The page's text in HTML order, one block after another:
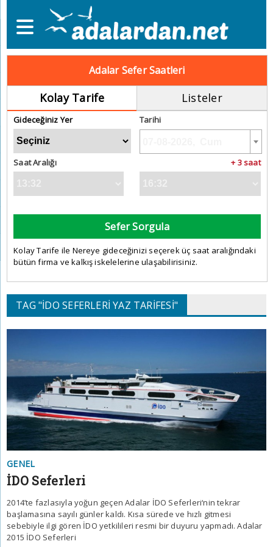
Adalar Sefer Saatleri
Kolay Tarife Listeler
Gideceğiniz Yer Tarihi
Saat Aralığı + 3 saat
Sefer Sorgula
Kolay Tarife ile Nereye gideceğinizi seçerek üç saat aralığındaki
bütün firma ve kalkış iskelelerine ulaşabilirisiniz.
TAG "IDO SEFERLERI YAZ TARIFESI"
GENEL
İDO Seferleri
2014’te fazlasıyla yoğun geçen Adalar İDO Seferleri‘nin tekrar
başlamasına sayılı günler kaldı. Kısa sürede ve hızlı gitmesi
sebebiyle ilgi gören İDO yetkilileri resmi bir duyuru yapmadı. Adalar
2015 İDO Seferleri